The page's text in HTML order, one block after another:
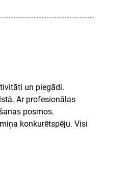
un piegādi.
Ar profesionālas
posmos.
konkurētspēju. Visi